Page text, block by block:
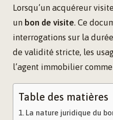
Lorsqu’un acquéreur
un bon de visite. Ce
interrogations sur la
de validité stricte, les
l’agent immobilier
Table des matières
La nature juridique du